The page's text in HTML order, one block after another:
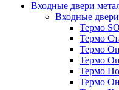
Входные двери
Входные
Термо
Термо
Термо
Термо
Термо
Термо